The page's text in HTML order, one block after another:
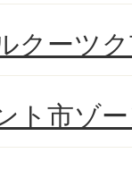
クーツ
ト市ゾ